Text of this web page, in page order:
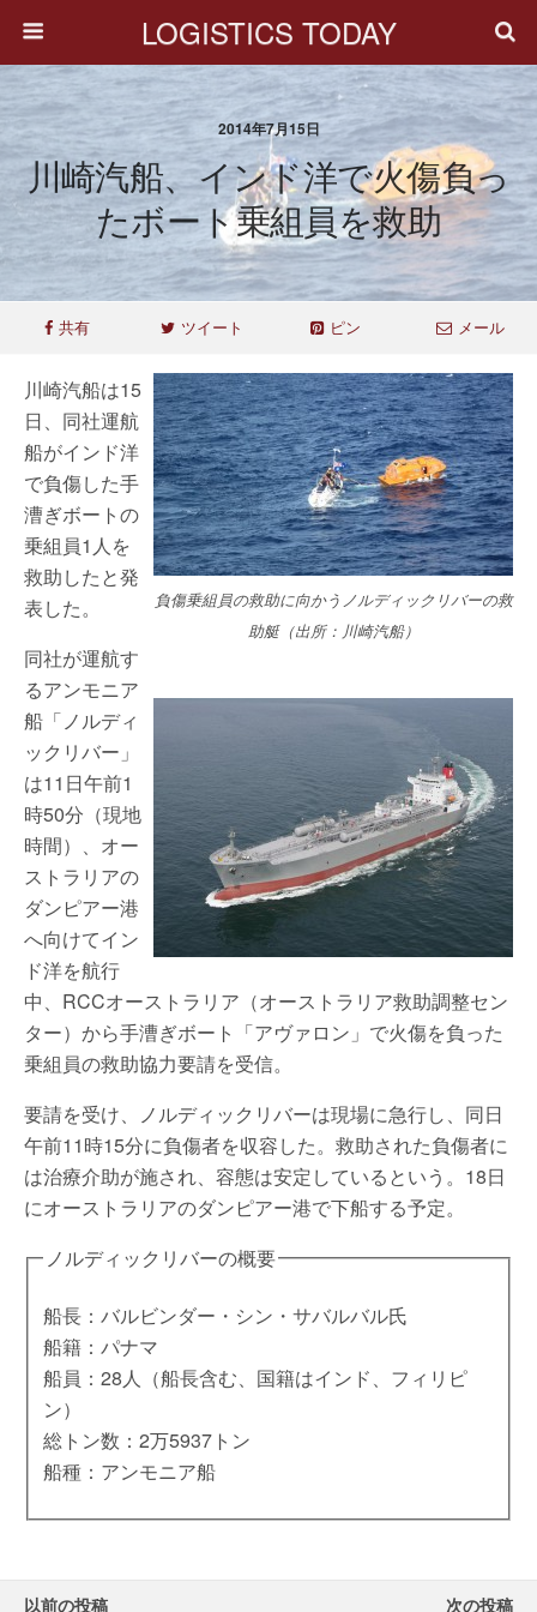
LOGISTICS TODAY
2014年7月15日
川崎汽船、インド洋で火傷負っ
たボート乗組員を救助
共有 ツイート ピン メール
負傷乗組員の救助に向かうノルディックリバーの救
助艇（出所：川崎汽船）
川崎汽船は15
日、同社運航
船がインド洋
で負傷した手
漕ぎボートの
乗組員1人を
救助したと発
表した。
同社が運航す
るアンモニア
船「ノルディ
ックリバー」
は11日午前1
時50分（現地
時間）、オー
ストラリアの
ダンピアー港
へ向けてイン
ド洋を航行
中、RCCオーストラリア（オーストラリア救助調整セン
ター）から手漕ぎボート「アヴァロン」で火傷を負った
乗組員の救助協力要請を受信。
要請を受け、ノルディックリバーは現場に急行し、同日
午前11時15分に負傷者を収容した。救助された負傷者に
は治療介助が施され、容態は安定しているという。18日
にオーストラリアのダンピアー港で下船する予定。
ノルディックリバーの概要
船長：バルビンダー・シン・サバルバル氏
船籍：パナマ
船員：28人（船長含む、国籍はインド、フィリピ
ン）
総トン数：2万5937トン
船種：アンモニア船
以前の投稿 次の投稿